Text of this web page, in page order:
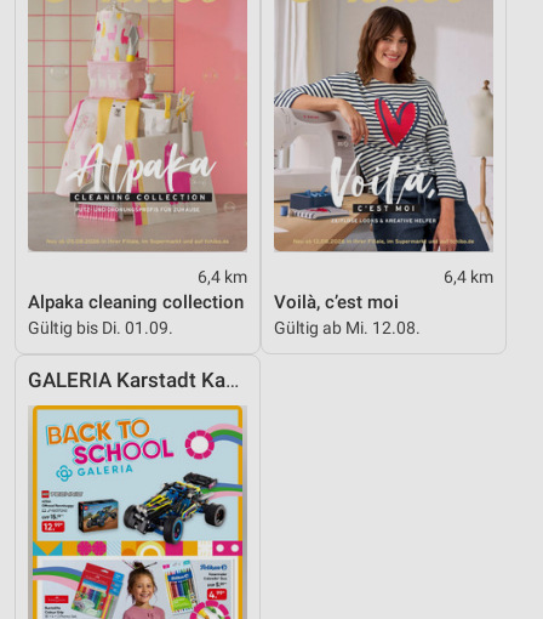
6,4 km
Alpaka cleaning collection
Gültig bis Di. 01.09.
6,4 km
Voilà, c’est moi
Gültig ab Mi. 12.08.
GALERIA Karstadt Kaufhof